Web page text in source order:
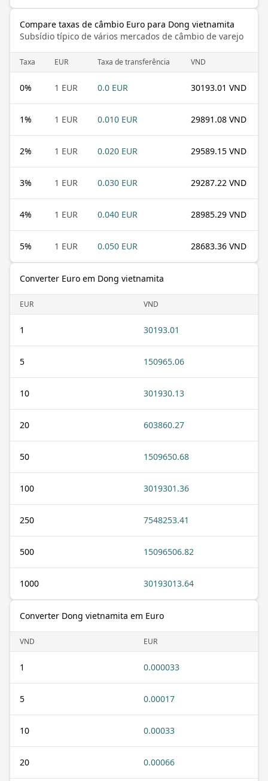
Compare taxas de câmbio Euro para Dong vietnamita
Subsídio típico de vários mercados de câmbio de varejo
Taxa EUR Taxa de transferência VND
0% 1 EUR 0.0 EUR 30193.01 VND
1% 1 EUR 0.010 EUR 29891.08 VND
2% 1 EUR 0.020 EUR 29589.15 VND
3% 1 EUR 0.030 EUR 29287.22 VND
4% 1 EUR 0.040 EUR 28985.29 VND
5% 1 EUR 0.050 EUR 28683.36 VND
Converter Euro em Dong vietnamita
EUR VND
1 30193.01
5 150965.06
10 301930.13
20 603860.27
50 1509650.68
100 3019301.36
250 7548253.41
500 15096506.82
1000 30193013.64
Converter Dong vietnamita em Euro
VND EUR
1 0.000033
5 0.00017
10 0.00033
20 0.00066